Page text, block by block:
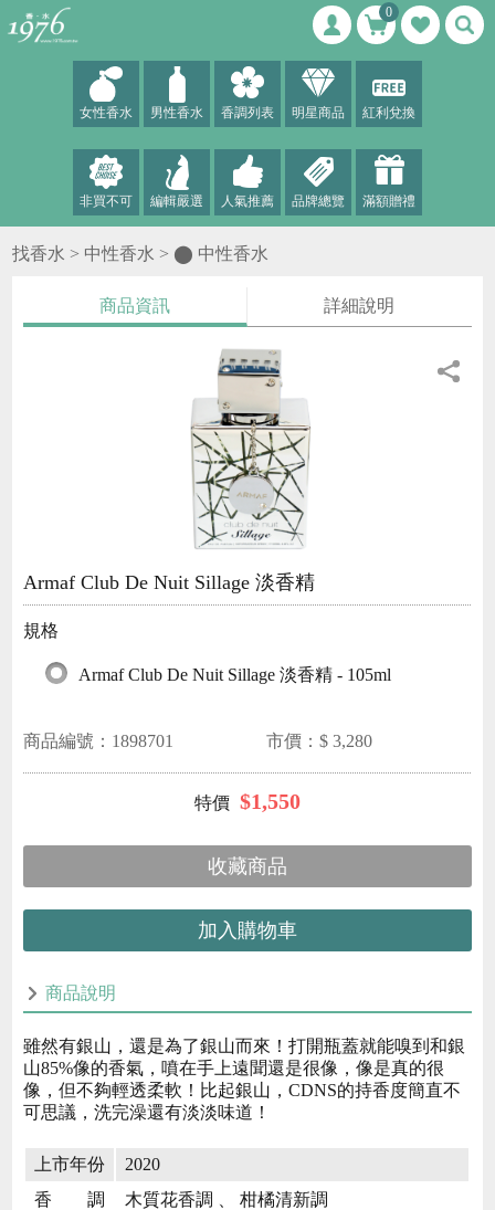
0
女性香水 男性香水 香調列表 明星商品 紅利兌換
非買不可 編輯嚴選 人氣推薦 品牌總覽 滿額贈禮
找香水 > 中性香水 > ⬤ 中性香水
商品資訊 詳細說明
Armaf Club De Nuit Sillage 淡香精
規格
Armaf Club De Nuit Sillage 淡香精 - 105ml
商品編號： 1898701 市價：$3,280
$1,550
收藏商品
加入購物車
商品說明
雖然有銀山，還是為了銀山而來！打開瓶蓋就能嗅到和銀
山85%像的香氣，噴在手上遠聞還是很像，像是真的很
像，但不夠輕透柔軟！比起銀山，CDNS的持香度簡直不
可思議，洗完澡還有淡淡味道！
上市年份
2020
香 調
木質花香調 、 柑橘清新調